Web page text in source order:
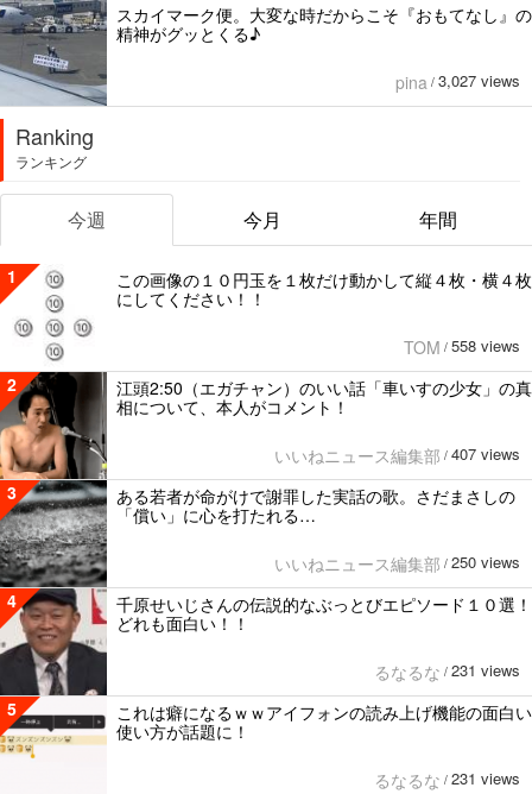
スカイマーク便。大変な時だからこそ『おもてなし』の
精神がグッとくる♪
pina / 3,027 views
Ranking
ランキング
今週 今月 年間
1
この画像の１０円玉を１枚だけ動かして縦４枚・横４枚
にしてください！！
TOM / 558 views
2
江頭2:50（エガチャン）のいい話「車いすの少女」の真
相について、本人がコメント！
いいねニュース編集部 / 407 views
3
ある若者が命がけで謝罪した実話の歌。さだまさしの
「償い」に心を打たれる…
いいねニュース編集部 / 250 views
4
千原せいじさんの伝説的なぶっとびエピソード１０選！
どれも面白い！！
るなるな / 231 views
5
これは癖になるｗｗアイフォンの読み上げ機能の面白い
使い方が話題に！
るなるな / 231 views